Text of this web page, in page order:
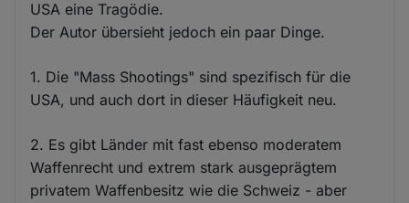
USA eine Tragödie.
Der Autor übersieht jedoch ein paar Dinge.
1. Die "Mass Shootings" sind spezifisch für die
USA, und auch dort in dieser Häufigkeit neu.
2. Es gibt Länder mit fast ebenso moderatem
Waffenrecht und extrem stark ausgeprägtem
privatem Waffenbesitz wie die Schweiz - aber